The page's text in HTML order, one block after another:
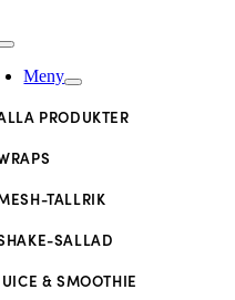
till
Meny
PRODUKTER
TALLRIK
SALLAD
& SMOOTHIE